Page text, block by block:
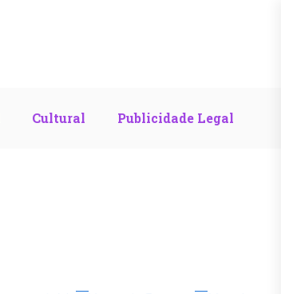
Cultural Publicidade Legal